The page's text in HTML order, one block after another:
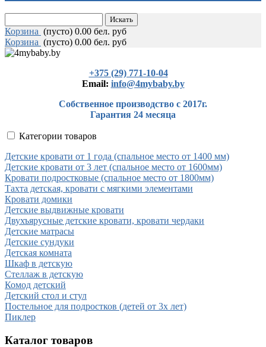
Корзина (пусто) 0.00 бел. руб
Корзина (пусто) 0.00 бел. руб
+375 (29) 771-10-04
Еmail: info@4mybaby.by
Собственное производство с 2017г.
Гарантия 24 месяца
Категории товаров
Детские кровати от 1 года (спальное место от 1400 мм)
Детские кровати от 3 лет (спальное место от 1600мм)
Кровати подростковые (спальное место от 1800мм)
Тахта детская, кровати с мягкими элементами
Кровати домики
Детские выдвижные кровати
Двухъярусные детские кровати, кровати чердаки
Детские матрасы
Детские сундуки
Детская комната
Шкаф в детскую
Стеллаж в детскую
Комод детский
Детский стол и стул
Постельное для подростков (детей от 3х лет)
Пиклер
Каталог товаров